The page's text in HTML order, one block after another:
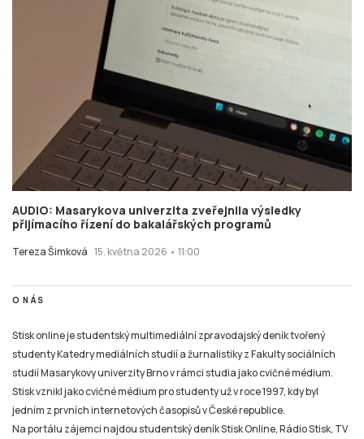
AUDIO: Masarykova univerzita zveřejnila výsledky
přijímacího řízení do bakalářských programů
Tereza Šimková 15. května 2026 • 11:00
O NÁS
Stisk online je studentský multimediální zpravodajský deník tvořený
studenty Katedry mediálních studií a žurnalistiky z Fakulty sociálních
studií Masarykovy univerzity Brno v rámci studia jako cvičné médium.
Stisk vznikl jako cvičné médium pro studenty už v roce 1997, kdy byl
jedním z prvních internetových časopisů v České republice.
Na portálu zájemci najdou studentský deník Stisk Online, Rádio Stisk, TV